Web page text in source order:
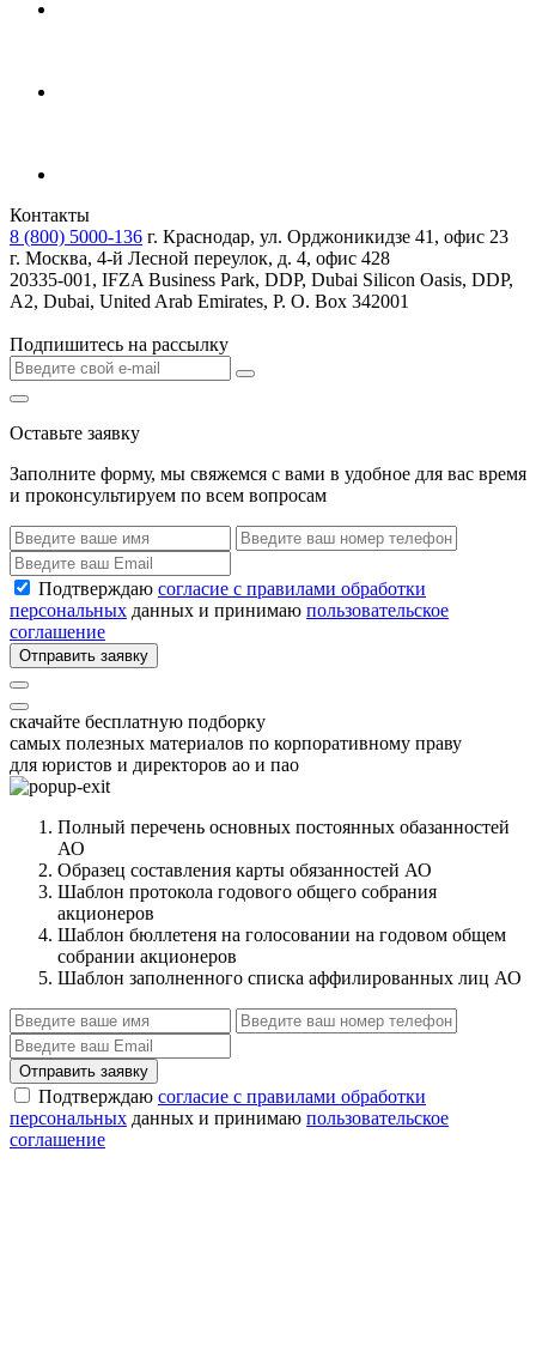
Контакты
8 (800) 5000-136 г. Краснодар, ул. Орджоникидзе 41, офис 23
г. Москва, 4-й Лесной переулок, д. 4, офис 428
20335-001, IFZA Business Park, DDP, Dubai Silicon Oasis, DDP,
A2, Dubai, United Arab Emirates, P. O. Box 342001
Подпишитесь на рассылку
Оставьте заявку
Заполните форму, мы свяжемся с вами в удобное для вас время
и проконсультируем по всем вопросам
Подтверждаю согласие с правилами обработки
персональных данных и принимаю пользовательское
соглашение
Отправить заявку
скачайте бесплатную подборку
самых полезных материалов по корпоративному праву
для юристов и директоров ао и пао
Полный перечень основных постоянных обазанностей
АО
Образец составления карты обязанностей АО
Шаблон протокола годового общего собрания
акционеров
Шаблон бюллетеня на голосовании на годовом общем
собрании акционеров
Шаблон заполненного списка аффилированных лиц АО
Отправить заявку
Подтверждаю согласие с правилами обработки
персональных данных и принимаю пользовательское
соглашение